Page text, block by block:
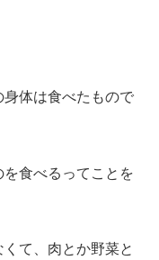
体は食べたもので
食べるってことを
て、肉とか野菜と